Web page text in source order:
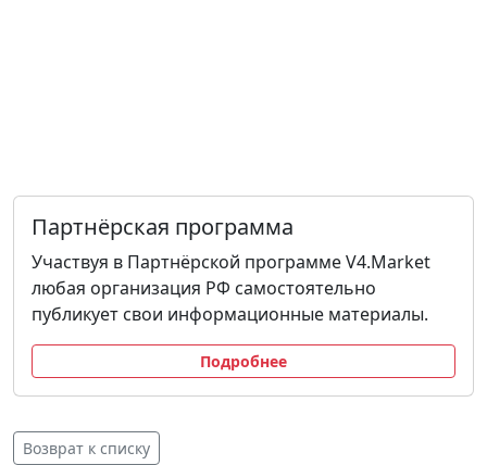
Партнёрская программа
Участвуя в Партнёрской программе V4.Market
любая организация РФ самостоятельно
публикует свои информационные материалы.
Подробнее
Возврат к списку